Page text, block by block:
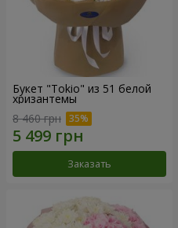
Букет "Tokio" из 51 белой
хризантемы
8 460 грн
Заказать